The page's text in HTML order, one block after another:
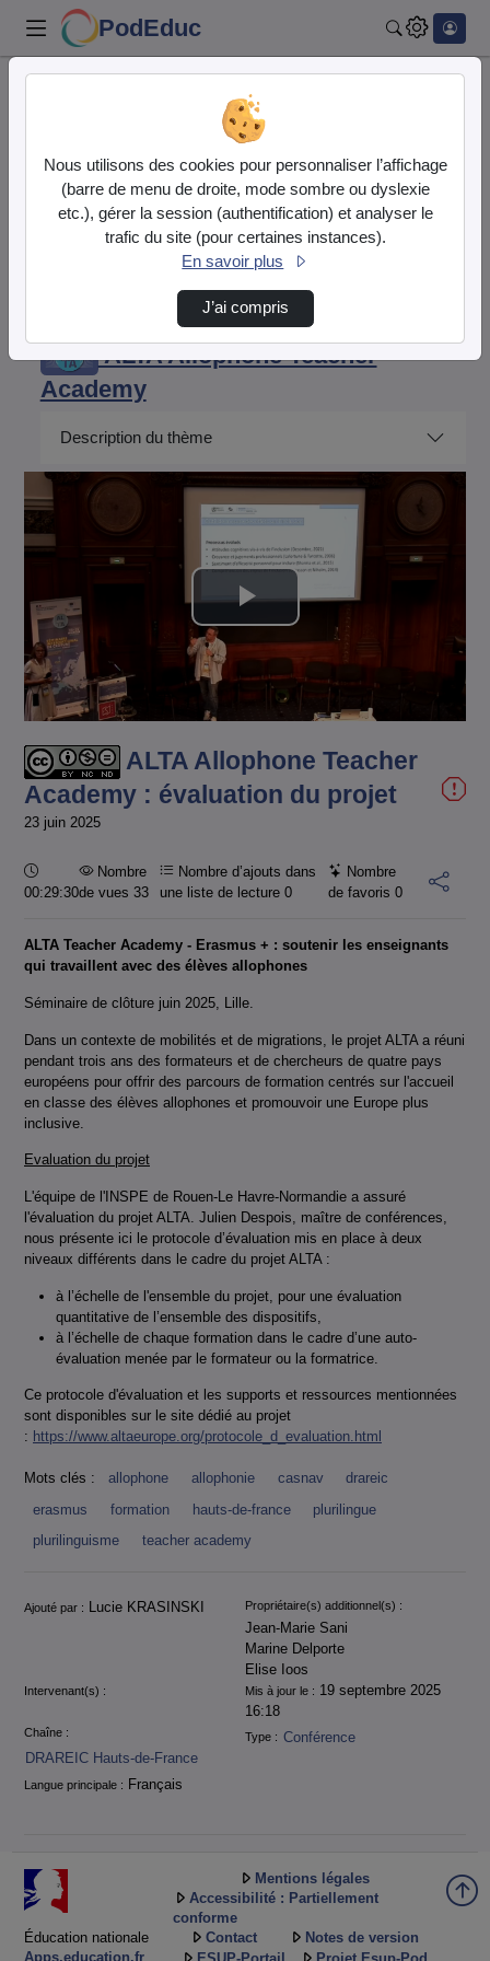
PodEduc
DRAREIC Hauts-de-France
ALTA Allophone Teacher Academy
Alta Allophone Teacher Academy : Évaluation …
DRAREIC Hauts-
Description de la chaîne
ALTA Allophone Teacher
Academy
Description du thème
Lire
la
vidéo
ALTA Allophone Teacher
Academy : évaluation du projet
23 juin 2025
Durée :
00:29:30
Nombre
de vues 33
Nombre d’ajouts dans
une liste de lecture0
Nombre
de favoris 0
ALTA Teacher Academy - Erasmus + : soutenir les enseignants
qui travaillent avec des élèves allophones
Séminaire de clôture juin 2025, Lille.
Dans un contexte de mobilités et de migrations, le projet ALTA a réuni
pendant trois ans des formateurs et de chercheurs de quatre pays
européens pour offrir des parcours de formation centrés sur l'accueil
en classe des élèves allophones et promouvoir une Europe plus
inclusive.
Evaluation du projet
L'équipe de l'INSPE de Rouen-Le Havre-Normandie a assuré
l'évaluation du projet ALTA. Julien Despois, maître de conférences,
nous présente ici le protocole d’évaluation mis en place à deux
niveaux différents dans le cadre du projet ALTA :
à l’échelle de l'ensemble du projet, pour une évaluation
quantitative de l’ensemble des dispositifs,
à l’échelle de chaque formation dans le cadre d’une auto-
évaluation menée par le formateur ou la formatrice.
Ce protocole d'évaluation et les supports et ressources mentionnées
sont disponibles sur le site dédié au projet
: https://www.altaeurope.org/protocole_d_evaluation.html
Mots clés : allophone allophonie casnav
drareic
erasmus
formation hauts-de-france
plurilingue
plurilinguisme
teacher academy
Informations
Ajouté par : Lucie KRASINSKI Propriétaire(s) additionnel(s) :
Jean-Marie Sani
Marine Delporte
Elise Ioos
Intervenant(s) : Mis à jour le : 19 septembre 2025
16:18
Chaîne :
DRAREIC Hauts-de-France
Type : Conférence
Langue principale : Français
Éducation nationale
Apps.education.fr
Mentions légales
Accessibilité : Partiellement
conforme
Contact
Notes de version
Nous utilisons des cookies pour personnaliser l’affichage
(barre de menu de droite, mode sombre ou dyslexie
etc.), gérer la session (authentification) et analyser le
trafic du site (pour certaines instances).
En savoir plus
J’ai compris